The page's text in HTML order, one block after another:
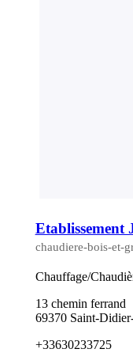
chaudiere-bois-et-
Chauffage/
13 chemin ferrand
69370 Saint-
+33630233725